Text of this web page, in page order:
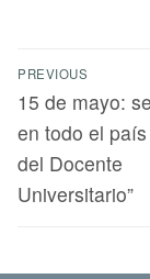
PREVIOUS
15 de mayo:
en todo el
del Docente
Universitario”